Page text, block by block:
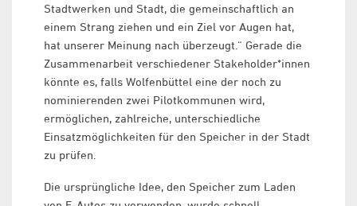
Stadtwerken und Stadt, die gemeinschaftlich an
einem Strang ziehen und ein Ziel vor Augen hat,
hat unserer Meinung nach überzeugt.“ Gerade die
Zusammenarbeit verschiedener Stakeholder*innen
könnte es, falls Wolfenbüttel eine der noch zu
nominierenden zwei Pilotkommunen wird,
ermöglichen, zahlreiche, unterschiedliche
Einsatzmöglichkeiten für den Speicher in der Stadt
zu prüfen.
Die ursprüngliche Idee, den Speicher zum Laden